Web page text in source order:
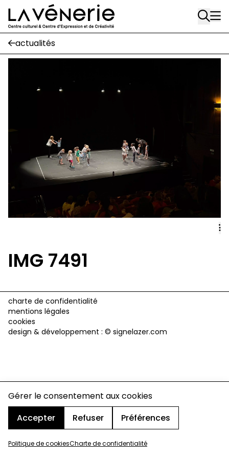
Gérer le consentement aux cookies
Accepter
Refuser Préférences
Politique de cookiesCharte de confidentialité
Aller au contenu principal
Rue Gratès, 3
1170 Watermael-Boitsfort
02 663 85 50
1170 Watermael-Boitsfort
suivez-nous
Journal Vénerie- version papier
Newsletter
A
actualités
IMG 7491
charte de confidentialité
mentions légales
cookies
design & développement : © signelazer.com